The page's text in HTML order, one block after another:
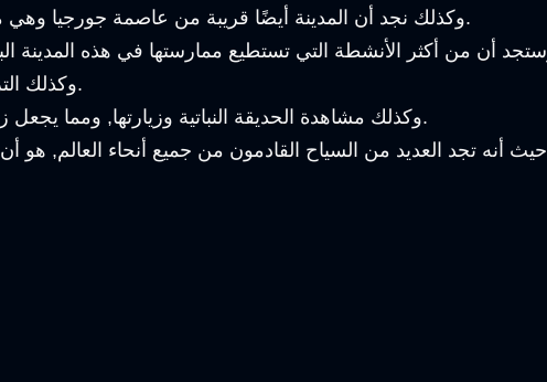
وكذلك نجد أن المدينة أيضًا قريبة من عاصمة جورجيا وهي مدينة تبليسي, والتي تستغرق 3 ساعات للوصول إليها.
وكذلك التزلج على الجليد, والسير بين الأخاديد الخضراء الجميلة.
وكذلك مشاهدة الحديقة النباتية وزيارتها, ومما يجعل زيارة تلك الأماكن أمر متاح و مستحب من قبل الجميع.
حيث أنه تجد العديد من السياح القادمون من جميع أنحاء العالم, هو أن